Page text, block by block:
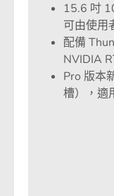
15.6 吋
可由使用
配備
NVIDIA
Pro 版本
槽），適